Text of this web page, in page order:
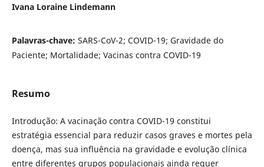
Ivana Loraine Lindemann
Palavras-chave: SARS-CoV-2; COVID-19; Gravidade do
Paciente; Mortalidade; Vacinas contra COVID-19
Resumo
Introdução: A vacinação contra COVID-19 constitui
estratégia essencial para reduzir casos graves e mortes pela
doença, mas sua influência na gravidade e evolução clínica
entre diferentes grupos populacionais ainda requer